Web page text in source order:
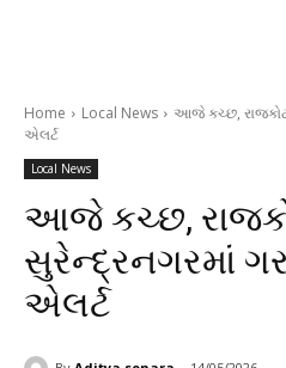
Home Local News
આજે કચ્છ,
એલર્ટ
Local News
આજે કચ્છ,
સુરેન્દ્રનગરમાં
એલર્ટ